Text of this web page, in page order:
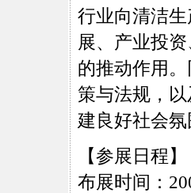
行业向清洁
展、产业投
的推动作用
策与法规，
建良好社会
【参展日程
布展时间：